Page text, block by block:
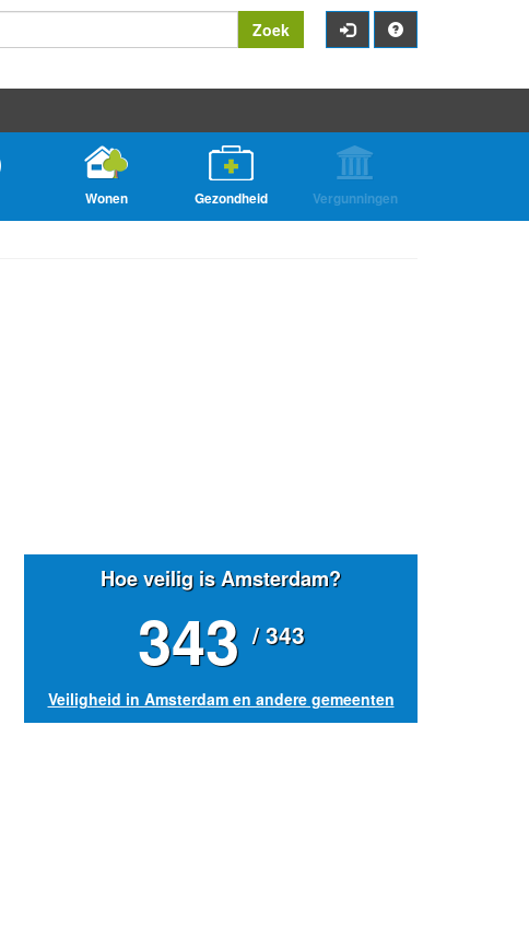
Zoek
Wonen Gezondheid Vergunningen
Hoe veilig is Amsterdam?
343 / 343
Veiligheid in Amsterdam en andere gemeenten